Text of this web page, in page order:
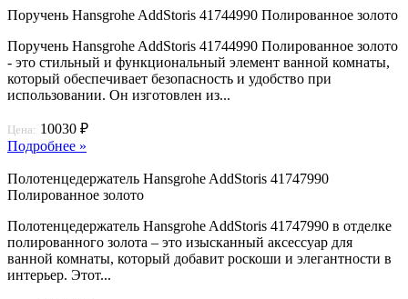
Поручень Hansgrohe AddStoris 41744990 Полированное золото
Поручень Hansgrohe AddStoris 41744990 Полированное золото
- это стильный и функциональный элемент ванной комнаты,
который обеспечивает безопасность и удобство при
использовании. Он изготовлен из...
Цена: 10030 ₽
Подробнее »
Полотенцедержатель Hansgrohe AddStoris 41747990
Полированное золото
Полотенцедержатель Hansgrohe AddStoris 41747990 в отделке
полированного золота – это изысканный аксессуар для
ванной комнаты, который добавит роскоши и элегантности в
интерьер. Этот...